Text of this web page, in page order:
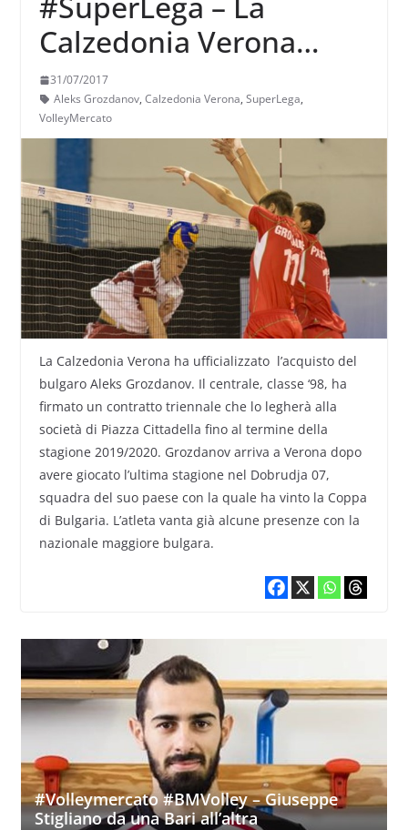
Calzedonia Verona
ingaggia il bulgaro
Grozdanov
31/07/2017
Aleks Grozdanov, Calzedonia Verona, SuperLega,
VolleyMercato
La Calzedonia Verona ha ufficializzato l’acquisto del
bulgaro Aleks Grozdanov. Il centrale, classe ‘98, ha
firmato un contratto triennale che lo legherà alla
società di Piazza Cittadella fino al termine della
stagione 2019/2020. Grozdanov arriva a Verona dopo
avere giocato l’ultima stagione nel Dobrudja 07,
squadra del suo paese con la quale ha vinto la Coppa
di Bulgaria. L’atleta vanta già alcune presenze con la
nazionale maggiore bulgara.
#Volleymercato #BMVolley – Giuseppe
Stigliano da una Bari all’altra